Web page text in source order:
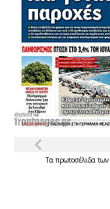
Τα πρωτοσέλιδατων